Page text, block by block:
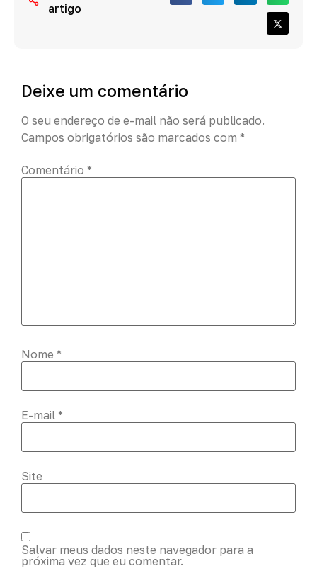
artigo
Deixe um comentário
O seu endereço de e-mail não será publicado.
Campos obrigatórios são marcados com *
Comentário *
Nome *
E-mail *
Site
Salvar meus dados neste navegador para a
próxima vez que eu comentar.